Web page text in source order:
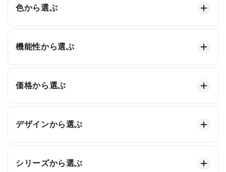
色から選ぶ
機能性から選ぶ
価格から選ぶ
デザインから選ぶ
シリーズから選ぶ